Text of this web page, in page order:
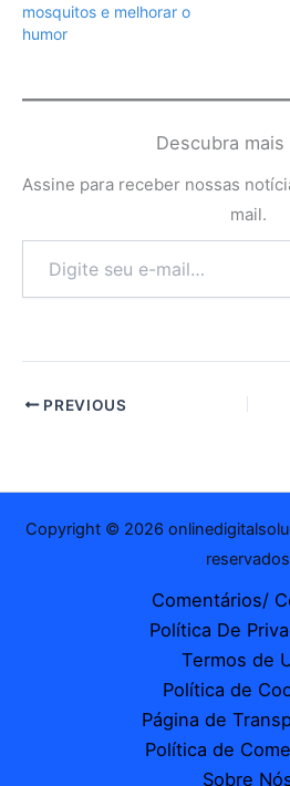
mosquitos e melhorar o
humor
Descubra mais
Assine para receber nossas
mail.
e-
PREVIOUS
Copyright © 2026
reservados
Comentários/
Política De
Termos de
Política de
Página de
Política de
Sobre